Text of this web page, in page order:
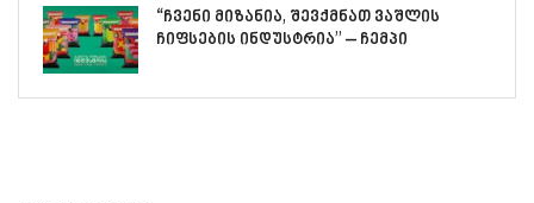
“ჩვენი მიზანია, შევქმნათ ვაშლის
ჩიფსების ინდუსტრია” – ჩემპი